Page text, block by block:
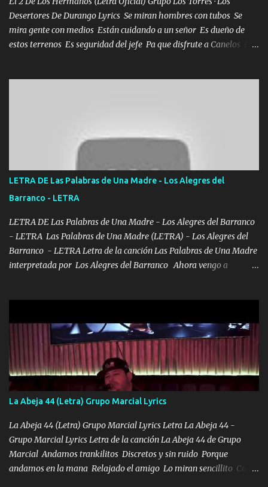
Desertores De Durango Lyrics Se miran hombres con tubos Se
mira gente con medios Están cuidando a un señor Es dueño de
estos terrenos Es seguridad del jefe Pa que disfrute a Canelos Es
ahí está el Hombre Cuarenta y también Pariente 7 arreglan
cualquier problema no más es cuestión que ordené NOS HACE
FALTA UN HERMANO DE CLAVE ERA EL 24 SIEMPRE FUE UN
HOMBRE VALIENTE POR ALGO M'URIÓ PELEAND0 SIEMPRE
VIO POR LA FAMILIA PARA QUE SIGA EL LEGADO Es el DOS de
los HERMANOS un cerebro inteligente y com...
LETRA DE Las Palabras de Una Madre - Los Alegres del
Barranco - LETRA
LETRA DE Las Palabras de Una Madre - Los Alegres del Barranco
- LETRA Las Palabras de Una Madre (LETRA) - Los Alegres del
Barranco - LETRA Letra de la canción Las Palabras de Una Madre
interpretada por Los Alegres del Barranco Ahora vengo a
quiso, él tiempo sigue pasando y nunca te olvidaremos, aquí
seguiré esperando hasta volvernos a vernos El recuerdo que yo
tengo de mi mente no se va, en mi corazón me llevo lo mismo que
tu papá, a veces me pongo triste porque no puedo mirarte, mas se
que tu me escuchas porque tu eres mi gran ángel, El desespero me
llega para reunirme contigo, tu iluminas mi sendero por siempre
serás mi niño, del amor que yo te tengo es co...
La Abeja 44 (Letra) Grupo Marcial Lyrics
La Abeja 44 (Letra) Grupo Marcial Lyrics Letra La Abeja 44 -
Grupo Marcial Lyrics Letra de la canción La Abeja 44 de Grupo
Marcial Andamos trankilitos Discretos y sin ruido Porque
andamos en la mana Relajado el amigo Lo miran sencillito Con